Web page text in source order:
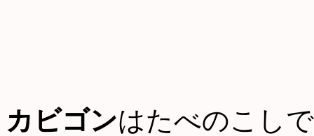
カビゴンはたべのこし